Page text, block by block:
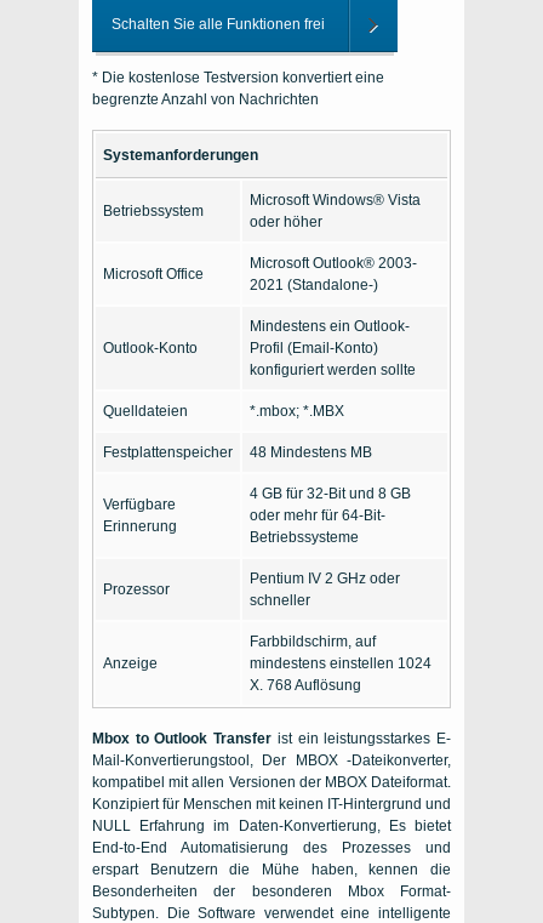
Schalten Sie alle Funktionen frei
* Die kostenlose Testversion konvertiert eine
begrenzte Anzahl von Nachrichten
Systemanforderungen
Betriebssystem
Microsoft Windows® Vista
oder höher
Microsoft Office
Microsoft Outlook® 2003-
2021 (Standalone-)
Outlook-Konto
Mindestens ein Outlook-
Profil (Email-Konto)
konfiguriert werden sollte
Quelldateien *.mbox; *.MBX
Festplattenspeicher 48 Mindestens MB
Verfügbare
Erinnerung
4 GB für 32-Bit und 8 GB
oder mehr für 64-Bit-
Betriebssysteme
Prozessor
Pentium IV 2 GHz oder
schneller
Anzeige
Farbbildschirm, auf
mindestens einstellen 1024
X. 768 Auflösung
Mbox to Outlook Transfer ist ein leistungsstarkes E-
Mail-Konvertierungstool, Der MBOX -Dateikonverter,
kompatibel mit allen Versionen der MBOXDateiformat.
Konzipiert für Menschen mit keinen IT-Hintergrund und
NULL Erfahrung im Daten-Konvertierung, Es bietet
End-to-End Automatisierung des Prozesses und
erspart Benutzern die Mühe haben, kennen die
Besonderheiten der besonderen
MboxFormat-
Subtypen. Die Software verwendet eine intelligente